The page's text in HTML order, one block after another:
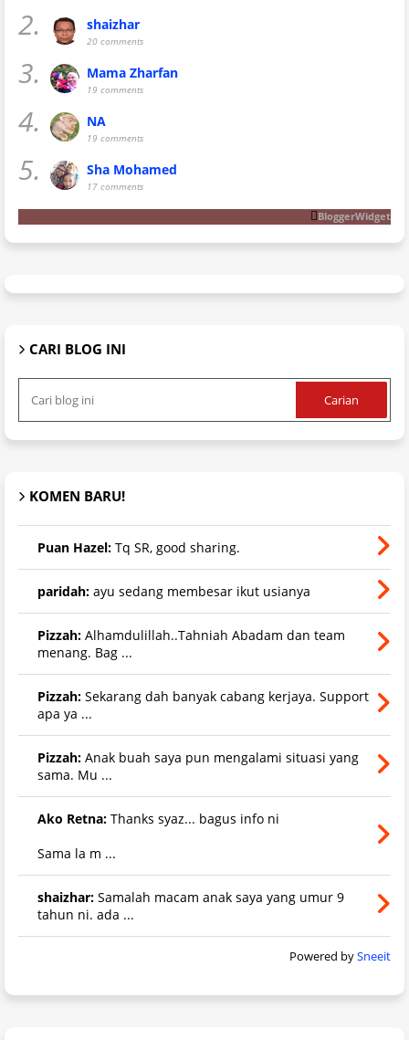
2. shaizhar
20 comments
3. Mama Zharfan
19 comments
4. NA
19 comments
5. Sha Mohamed
17 comments
BloggerWidget
CARI BLOG INI
KOMEN BARU!
Puan Hazel: Tq SR, good sharing.
paridah: ayu sedang membesar ikut usianya
Pizzah: Alhamdulillah..Tahniah Abadam dan team
menang. Bag ...
Pizzah: Sekarang dah banyak cabang kerjaya. Support
apa ya ...
Pizzah: Anak buah saya pun mengalami situasi yang
sama. Mu ...
Ako Retna: Thanks syaz... bagus info ni
Sama la m ...
shaizhar: Samalah macam anak saya yang umur 9
tahun ni. ada ...
Powered bySneeit